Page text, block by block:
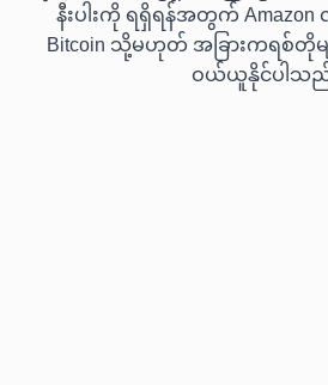
နီးပါးကို ရရှိရန်အတွက်
Bitcoin သို့မဟုတ် အခြားကရစ်
ဝယ်ယူနိုင်ပါသ